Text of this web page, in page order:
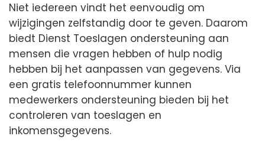
Niet iedereen vindt het eenvoudig om
wijzigingen zelfstandig door te geven. Daarom
biedt Dienst Toeslagen ondersteuning aan
mensen die vragen hebben of hulp nodig
hebben bij het aanpassen van gegevens. Via
een gratis telefoonnummer kunnen
medewerkers ondersteuning bieden bij het
controleren van toeslagen en
inkomensgegevens.